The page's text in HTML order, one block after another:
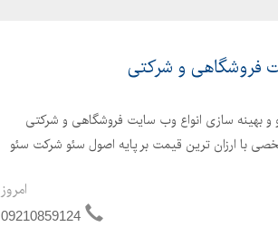
فروشگاهی و شرکتی
و بهینه سازی انواع وب سایت فروشگاهی و شرکتی
با ارزان ترین قیمت بر پایه اصول سئو شرکت سئو
امروز
09210859124